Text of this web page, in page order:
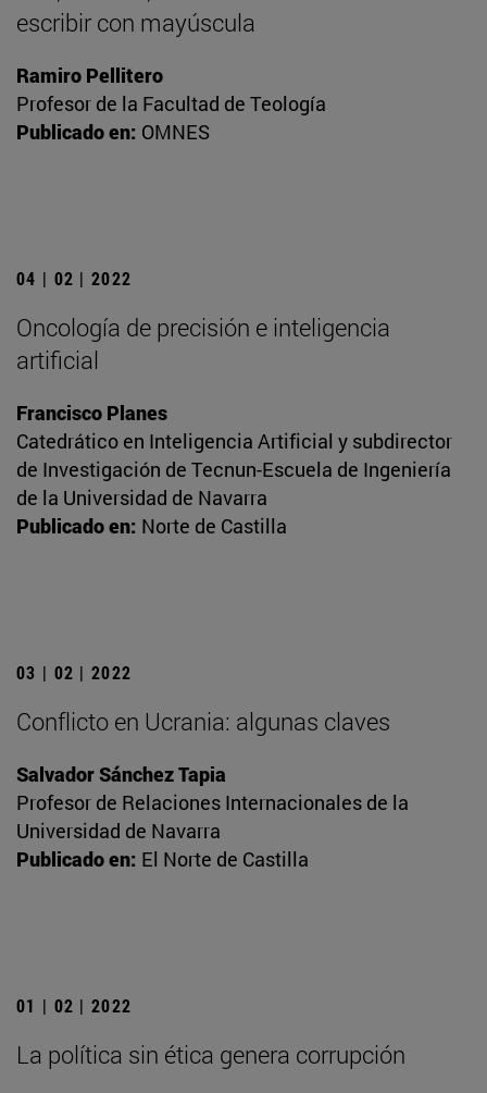
escribir con mayúscula
Ramiro Pellitero
Profesor de la Facultad de Teología
Publicado en: OMNES
04 | 02 | 2022
Oncología de precisión e inteligencia
artificial
Francisco Planes
Catedrático en Inteligencia Artificial y subdirector
de Investigación de Tecnun-Escuela de Ingeniería
de la Universidad de Navarra
Publicado en: Norte de Castilla
03 | 02 | 2022
Conflicto en Ucrania: algunas claves
Salvador Sánchez Tapia
Profesor de Relaciones Internacionales de la
Universidad de Navarra
Publicado en: El Norte de Castilla
01 | 02 | 2022
La política sin ética genera corrupción